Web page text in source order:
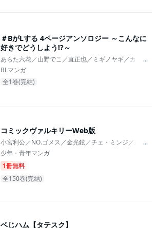
＃BがLする 4ページアンソロジー ～こんなに
好きでどうしよう!?～
あらた六花／山野でこ／直正也／ミギノヤギ／カトウロ
...
BLマンガ
全1巻(完結)
コミックヴァルキリーWeb版
小宮利公／NO.ゴメス／金光鉉／チェ・ミンジ／高野い
...
少年・青年マンガ
1冊無料
全150巻(完結)
ベじハム【タテスク】